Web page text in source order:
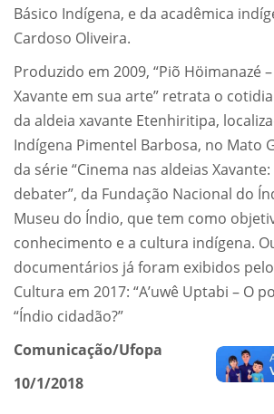
Básico Indígena, e da acadêmica
Cardoso Oliveira.
Produzido em 2009, “Piõ Höimanazé
Xavante em sua arte” retrata o
da aldeia xavante Etenhiritipa,
Indígena Pimentel Barbosa, no Mato
da série “Cinema nas aldeias
debater”, da Fundação Nacional do
Museu do Índio, que tem como
conhecimento e a cultura indígena.
documentários já foram exibidos
Cultura em 2017: “A’uwê Uptabi – O
“Índio cidadão?”
Comunicação/Ufopa
10/1/2018